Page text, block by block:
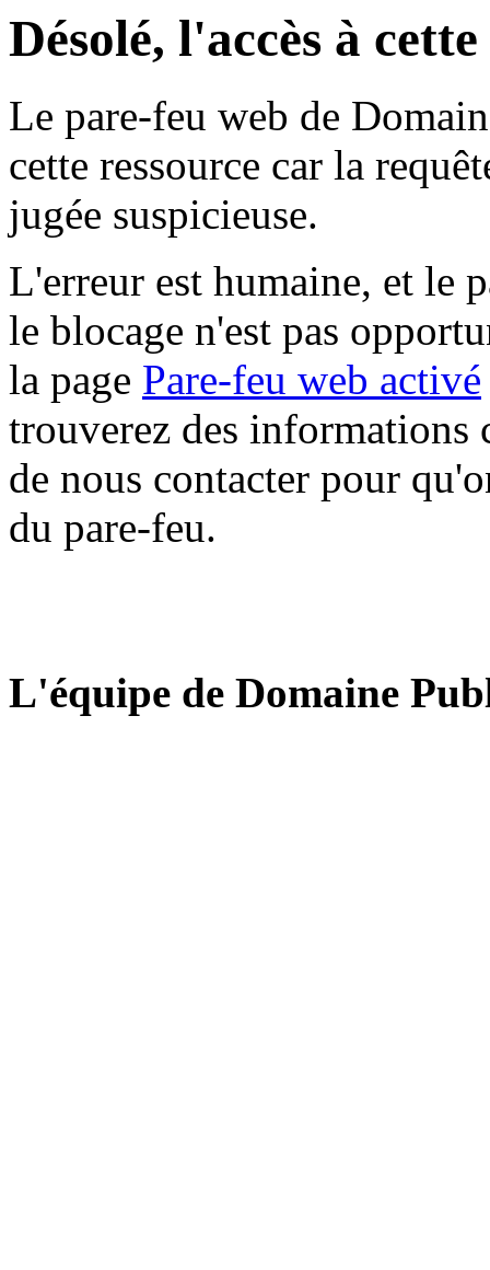
Désolé, l'accès à
Le pare-feu web de
cette ressource car la
jugée suspicieuse.
L'erreur est humaine, et le
le blocage n'est pas
la page Pare-feu web activé
trouverez des informations
de nous contacter pour
du pare-feu.
L'équipe de Domaine